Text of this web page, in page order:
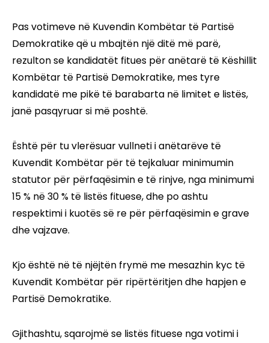
Pas votimeve në Kuvendin Kombëtar të Partisë
Demokratike që u mbajtën një ditë më parë,
rezulton se kandidatët fitues për anëtarë të Këshillit
Kombëtar të Partisë Demokratike, mes tyre
kandidatë me pikë të barabarta në limitet e listës,
janë pasqyruar si më poshtë.
Është për tu vlerësuar vullneti i anëtarëve të
Kuvendit Kombëtar për të tejkaluar minimumin
statutor për përfaqësimin e të rinjve, nga minimumi
15 % në 30 % të listës fituese, dhe po ashtu
respektimi i kuotës së re për përfaqësimin e grave
dhe vajzave.
Kjo është në të njëjtën frymë me mesazhin kyc të
Kuvendit Kombëtar për ripërtëritjen dhe hapjen e
Partisë Demokratike.
Gjithashtu, sqarojmë se listës fituese nga votimi i